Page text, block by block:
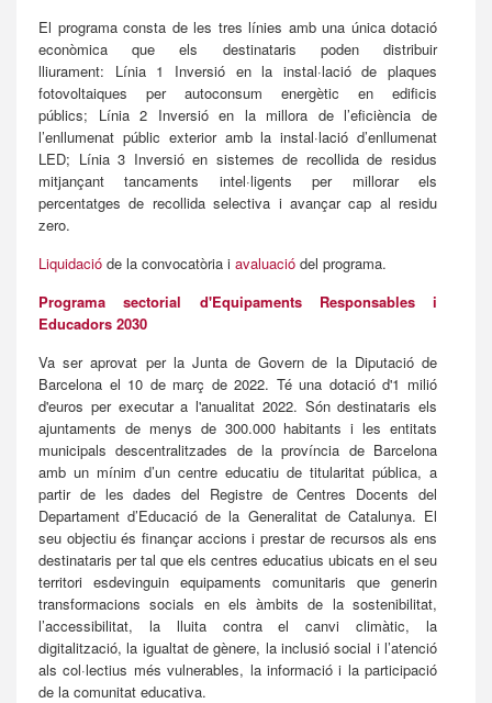
El programa consta de les tres línies amb una única dotació
econòmica que els destinataris poden distribuir
lliurament: Línia 1 Inversió en la instal·lació de plaques
fotovoltaiques per autoconsum energètic en edificis
públics; Línia 2 Inversió en la millora de l’eficiència de
l’enllumenat públic exterior amb la instal·lació d’enllumenat
LED; Línia 3 Inversió en sistemes de recollida de residus
mitjançant tancaments intel·ligents per millorar els
percentatges de recollida selectiva i avançar cap al residu
zero.
Liquidació de la convocatòria i avaluació del programa.
Programa sectorial d'Equipaments Responsables i
Educadors 2030
Va ser aprovat per la Junta de Govern de la Diputació de
Barcelona el 10 de març de 2022. Té una dotació d'1 milió
d'euros per executar a l'anualitat 2022. Són destinataris els
ajuntaments de menys de 300.000 habitants i les entitats
municipals descentralitzades de la província de Barcelona
amb un mínim d’un centre educatiu de titularitat pública, a
partir de les dades del Registre de Centres Docents del
Departament d’Educació de la Generalitat de Catalunya. El
seu objectiu és finançar accions i prestar de recursos als ens
destinataris per tal que els centres educatius ubicats en el seu
territori esdevinguin equipaments comunitaris que generin
transformacions socials en els àmbits de la sostenibilitat,
l’accessibilitat, la lluita contra el canvi climàtic, la
digitalització, la igualtat de gènere, la inclusió social i l’atenció
als col·lectius més vulnerables, la informació i la participació
de la comunitat educativa.